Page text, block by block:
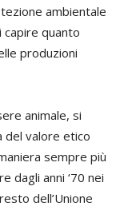
ambientale
capire quanto
produzioni
animale, si
del valore etico
sempre più
dagli anni ‘70 nei
dell’Unione